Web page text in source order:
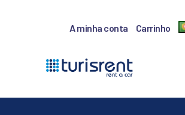
A minha conta Carrinho